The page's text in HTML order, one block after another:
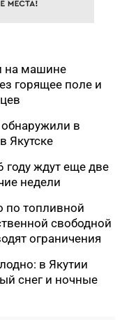
в
от паводка
район
«Ты в игре»
рамках Дня
2026
и нельзя
день
увеличивают
и здоровый
назвал
Якутии с
на машине
горящее поле и
в
Якутске
году ждут еще две
недели
по топливной
свободной
ограничения
в Якутии
снег и ночные